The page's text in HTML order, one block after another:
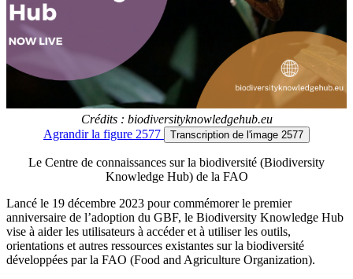
Crédits : biodiversityknowledgehub.eu
Agrandirla figure 2577 Transcription de l'image 2577
Le Centre de connaissances sur la biodiversité (Biodiversity
Knowledge Hub) de la FAO
Lancé le 19 décembre 2023 pour commémorer le premier
anniversaire de l’adoption du GBF, le Biodiversity Knowledge Hub
vise à aider les utilisateurs à accéder et à utiliser les outils,
orientations et autres ressources existantes sur la biodiversité
développées par la FAO (Food and Agriculture Organization).